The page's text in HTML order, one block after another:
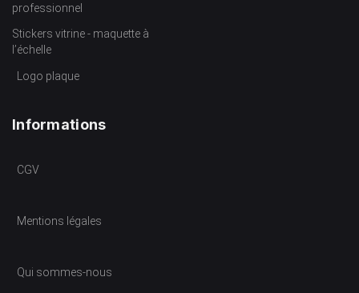
professionnel
Stickers vitrine - maquette à
l’échelle
Logo plaque
Informations
CGV
Mentions légales
Qui sommes-nous